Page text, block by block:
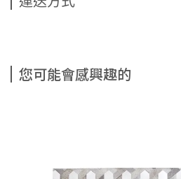
您可能會感興趣的